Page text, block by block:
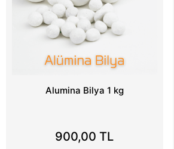
Alumina Bilya 1 kg
900,00 TL